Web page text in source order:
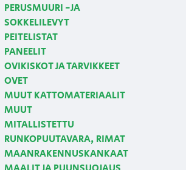
PERUSMUURI -JA
SOKKELILEVYT
PEITELISTAT
PANEELIT
OVIKISKOT JA TARVIKKEET
OVET
MUUT KATTOMATERIAALIT
MUUT
MITALLISTETTU
RUNKOPUUTAVARA, RIMAT
MAANRAKENNUSKANKAAT